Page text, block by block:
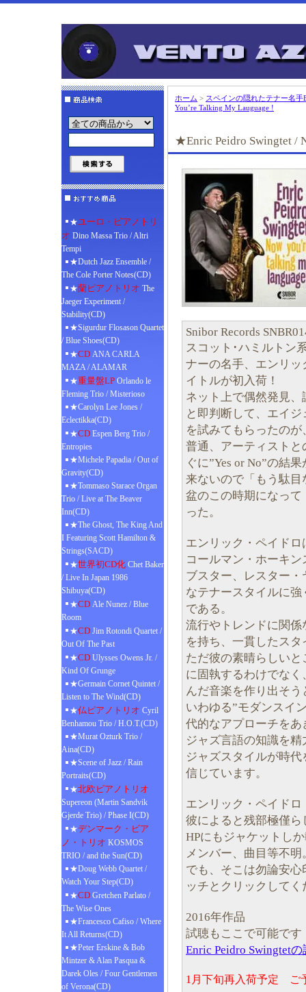
★ユーロ・ピアノトリ
オ Dino Massa Trio / Altri
Tempi
★Dutch Jazz Ensemble /
The Cole Porter Notes(CD)
★蘭ピアノトリオ The
Jaeger Experiment /
Stability(CD)
★Sigurdur Flosason Quartet
/ Blue Shoes(CD)
★CD ANA CARLA
MAZA / ALAMAR
★重量盤LP Orlando le
Fleming Trio / Misterioso
★Carolyn Lee Jones /
Eclectikka(CD)
★CD Espen Berg Trio /
Entropies
★Michele Papadia / Out of
Gravity(CD)
★Tommaso Starace Organ
Trio / Live at The Beaver
Inn(CD)
★The Ghost, The King And
I Featuring Scott Hamilton &
Strings(SACD)
★世界初CD化 Chet Baker
/ Live In Japan 1986
Shibuya(CD)
★CD Ale Nunez / Blue
Room
★CD Jim Rotondi Quartet /
Out Of The Past
★CD Ulysses Owens Jr. /
Kind Of Grunge
★Germain Cornet Quintet /
Listen to The Wind(CD)
★仏ピアノトリオ Cyril
Benhamou Trio / H.O.T.(CD)
★Murat Ozturk Trio /
Aina(CD)
★Scene of Jazz / Rain
Portraits(CD)
★北欧ピアノトリオ
Supereon (Martin Sandvik
Gjerde Trio) / Phase I(CD)
★デンマーク・ピア
ノ・トリオ KOSMOS
TRIO / and the Sun(CD)
★Doug Webb Quartet /
Watch Your Step(CD)
★CD Gretchen Parlato /
The Wise Ones
★Francesco Cafiso / Where
It All Returns(CD)
★Peter Erskine & Bob
Mintzer & Alan Pasqua &
Darek Oles / Four Gentlemen
of Verona(CD)
ホーム > スペインの隠れたテナー名手
You’re Talking My Lauguage !
★Enric Peidro Swingtet /
Snibor Records
スコット･ハミルトン
ナーの名手、エンリ
イトルが初入荷！
ネット上で偶然発見
と即判断して、エイ
を試みてもらったの
普通、アーティスト
ぐに”Yes or No”の結
来ないので「もう駄
盆のこの時期になっ
った。
エンリック・ペイド
コールマン・ホーキ
ブスター、レスター
なテナースタイルに
である。
流行やトレンドに関
を持ち、一貫したス
ただ彼の素晴らしい
に固執するわけでな
んだ音楽を作り出そ
いわゆる”モダンスイ
代的なアプローチをあ
ジャズ言語の知識を
ジャズスタイルが時
信じています。
エンリック・ペイド
彼によると残部極僅ら
HPにもジャケットし
メンバー、曲目等不明
でも、そこは勿論安
ッチとクリックしてく
2016年作品
試聴もここで可能です
Enric Peidro Swingtet
1月下旬再入荷予定 ご